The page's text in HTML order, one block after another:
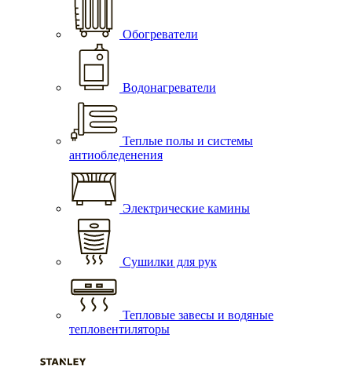
Обогреватели
Водонагреватели
Теплые полы и системы
антиобледенения
Электрические камины
Сушилки для рук
Тепловые завесы и водяные
тепловентиляторы